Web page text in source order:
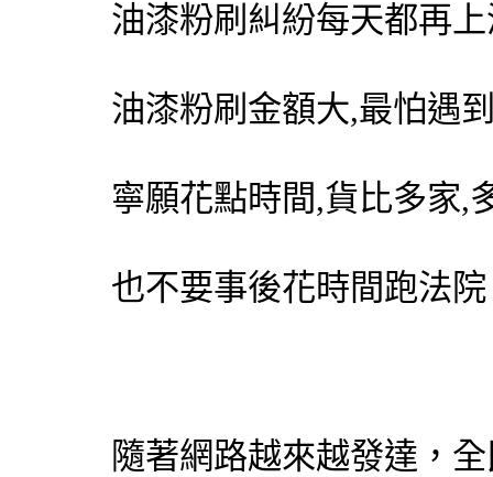
油漆粉刷 糾紛每天都再
油漆粉刷 金額大,最怕遇
寧願花點時間,貨比多家,
也不要事後花時間跑法院
隨著網路越來越發達，